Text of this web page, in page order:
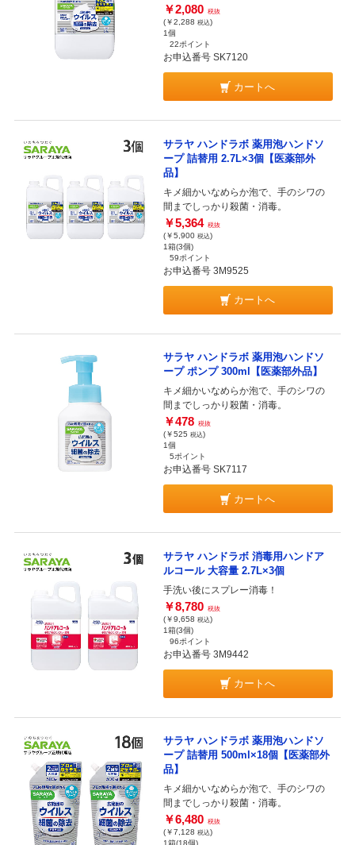
￥2,080 税抜
(￥2,288 税込)
1個
22ポイント
お申込番号 SK7120
カートへ
サラヤ ハンドラボ 薬用泡ハンドソ
ープ 詰替用 2.7L×3個【医薬部外
品】
キメ細かいなめらか泡で、手のシワの
間までしっかり殺菌・消毒。
￥5,364 税抜
(￥5,900 税込)
1箱(3個)
59ポイント
お申込番号 3M9525
カートへ
サラヤ ハンドラボ 薬用泡ハンドソ
ープ ポンプ 300ml【医薬部外品】
キメ細かいなめらか泡で、手のシワの
間までしっかり殺菌・消毒。
￥478 税抜
(￥525 税込)
1個
5ポイント
お申込番号 SK7117
カートへ
サラヤ ハンドラボ 消毒用ハンドア
ルコール 大容量 2.7L×3個
手洗い後にスプレー消毒！
￥8,780 税抜
(￥9,658 税込)
1箱(3個)
96ポイント
お申込番号 3M9442
カートへ
サラヤ ハンドラボ 薬用泡ハンドソ
ープ 詰替用 500ml×18個【医薬部外
品】
キメ細かいなめらか泡で、手のシワの
間までしっかり殺菌・消毒。
￥6,480 税抜
(￥7,128 税込)
1箱(18個)